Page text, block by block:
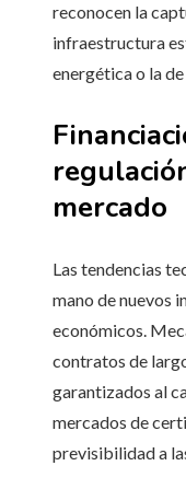
reconocen la
infraestructura
energética o la
mercado
Las tendencias
mano de nuevos
económicos.
contratos de
garantizados al
mercados de
previsibilidad a